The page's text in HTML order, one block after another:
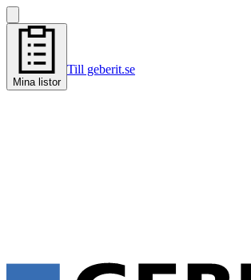
Mina listor
Till geberit.se